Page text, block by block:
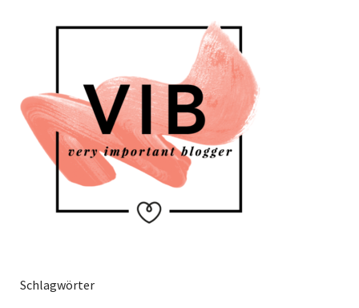
Schlagwörter